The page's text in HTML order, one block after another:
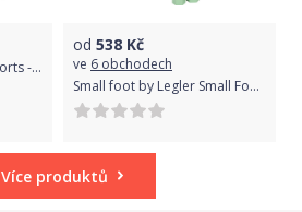
Brio 33254 - Super Supports - podpěry
od 538 Kč
ve 6 obchodech
Small foot by Legler Small Foot Stavebnice Nordic 67 dílů
Více produktů